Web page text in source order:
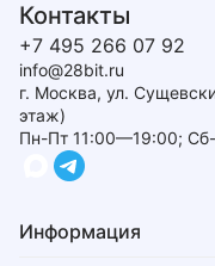
Контакты
+7 495 266 07 92
info@28bit.ru
г. Москва, ул.
этаж)
Пн-Пт 11:00—19:00;
Информация